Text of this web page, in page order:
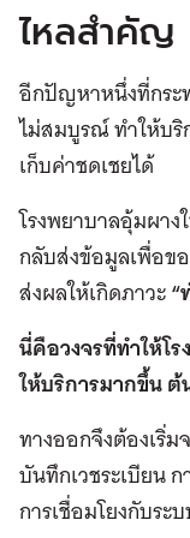
ไหลสำคัญ
อีกปัญหาหนึ่งที่กระ
ไม่สมบูรณ์ ทำให้บริ
เก็บค่าชดเชยได้
โรงพยาบาลอุ้มผา
กลับส่งข้อมูลเพื่อข
ส่งผลให้เกิดภาวะ“
นี่คือวงจรที่ทำให้โ
ให้บริการมากขึ้น
ทางออกจึงต้องเริ่
บันทึกเวชระเบียน
การเชื่อมโยงกับระ